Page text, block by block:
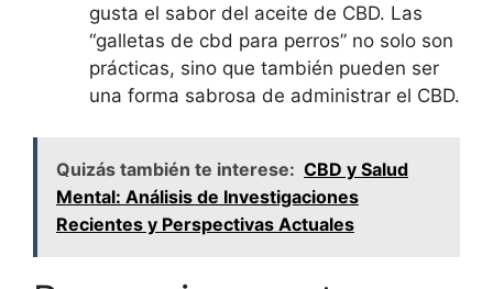
gusta el sabor del aceite de CBD. Las
“galletas de cbd para perros” no solo son
prácticas, sino que también pueden ser
una forma sabrosa de administrar el CBD.
Quizás también te interese: CBD y Salud
Mental: Análisis de Investigaciones
Recientes y Perspectivas Actuales